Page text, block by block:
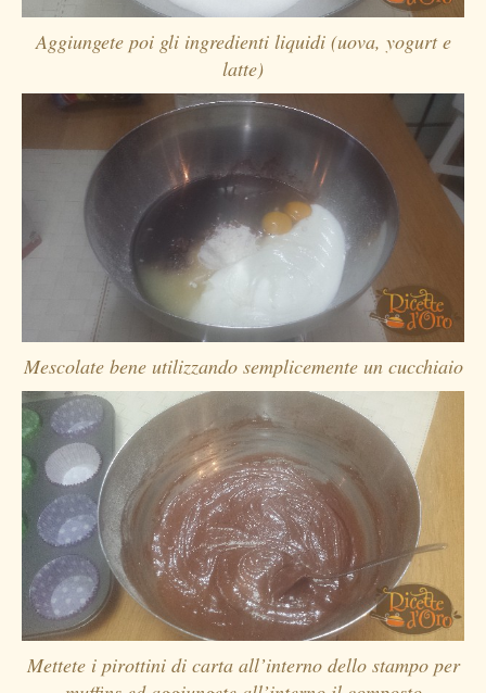
Aggiungete poi gli ingredienti liquidi (uova, yogurt e
latte)
Mescolate bene utilizzando semplicemente un cucchiaio
Mettete i pirottini di carta all’interno dello stampo per